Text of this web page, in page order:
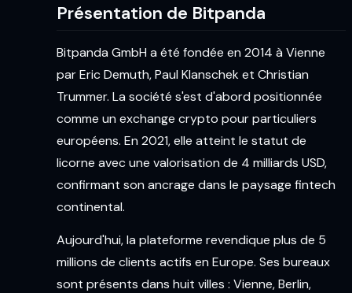
Présentation de Bitpanda
Bitpanda GmbH a été fondée en 2014 à Vienne
par Eric Demuth, Paul Klanschek et Christian
Trummer. La société s'est d'abord positionnée
comme un exchange crypto pour particuliers
européens. En 2021, elle atteint le statut de
licorne avec une valorisation de 4 milliards USD,
confirmant son ancrage dans le paysage fintech
continental.
Aujourd'hui, la plateforme revendique plus de 5
millions de clients actifs en Europe. Ses bureaux
sont présents dans huit villes : Vienne, Berlin,